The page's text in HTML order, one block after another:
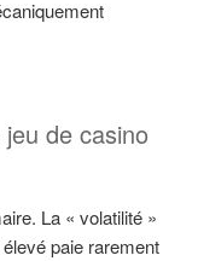
de casino
La « volatilité »
paie rarement